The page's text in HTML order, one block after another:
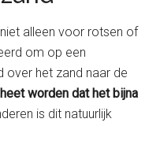
alleen voor rotsen of
om op een
over het zand naar de
worden dat het bijna
is dit natuurlijk